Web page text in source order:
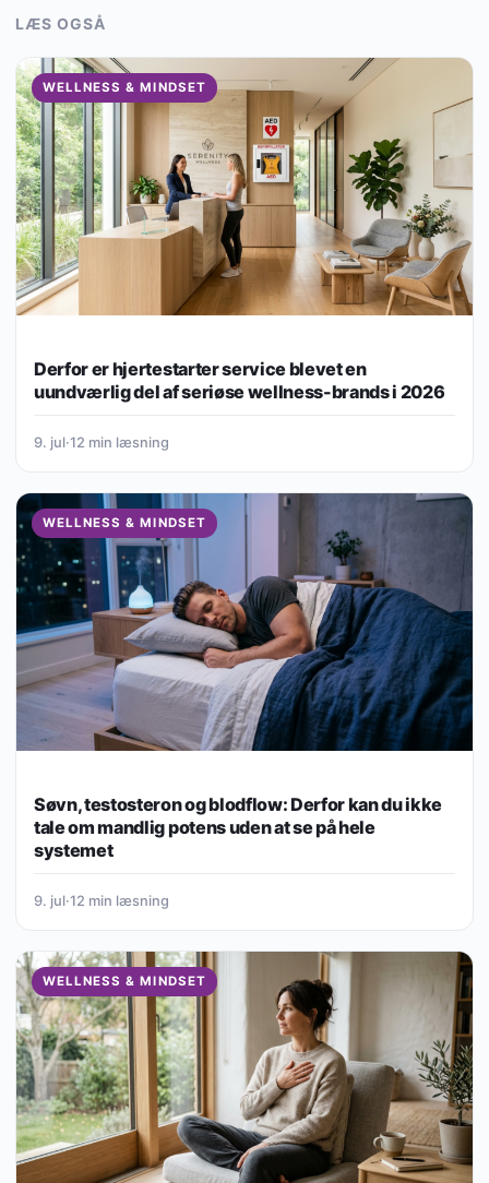
LÆS OGSÅ
WELLNESS & MINDSET
Derfor er hjertestarter service blevet en
uundværlig del af seriøse wellness-brands i 2026
9. jul·12 min læsning
WELLNESS & MINDSET
Søvn, testosteron og blodflow: Derfor kan du ikke
tale om mandlig potens uden at se på hele
systemet
9. jul·12 min læsning
WELLNESS & MINDSET